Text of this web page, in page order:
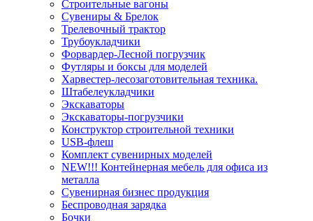
Строительные вагоны
Сувениры & Брелок
Трелевочный трактор
Трубоукладчики
Форвардер-Лесной погрузчик
Футляры и боксы для моделей
Харвестер-лесозаготовительная техника.
Штабелеукладчики
Экскаваторы
Экскаваторы-погрузчики
Конструктор строительной техники
USB-флеш
Комплект сувенирных моделей
NEW!!! Контейнерная мебель для офиса из
металла
Сувенирная бизнес продукция
Беспроводная зарядка
Бочки